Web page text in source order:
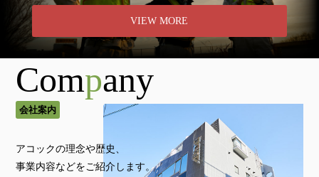
VIEW MORE
Company
会社案内
アコックの理念や歴史、
事業内容などをご紹介します。